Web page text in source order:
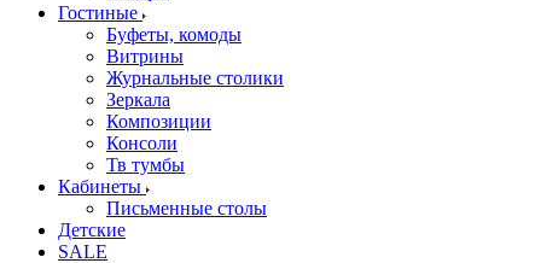
Гостиные
Буфеты, комоды
Витрины
Журнальные столики
Зеркала
Композиции
Консоли
Тв тумбы
Кабинеты
Письменные столы
Детские
SALE